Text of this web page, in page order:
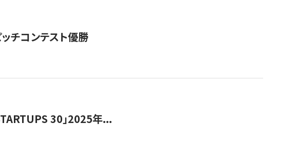
チコンテスト優勝
30」2025年...